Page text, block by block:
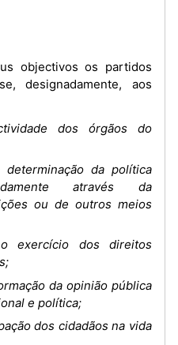
objectivos os partidos
designadamente, aos
dos órgãos do
da política
através da
ou de outros meios
exercício dos direitos
da opinião pública
e política;
dos cidadãos na vida